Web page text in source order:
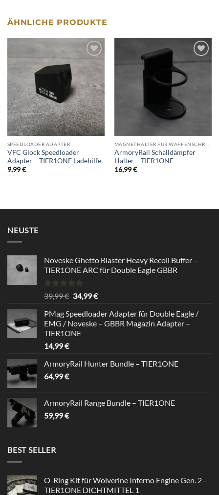
ÄHNLICHE PRODUKTE
wishlist
SPEEDLOADER ADAPTER
VFC Glock Speedloader
Adapter – TIER1ONE Ladehilfe
9,99€
Add to
ArmoryRail Schalldämpfer
Halter – TIER1ONE
16,99€
NEUSTE
Noveske Ghetto Blaster Heavy Recoil Buffer –
TIER1ONE ARC für Double Eagle GBBR
Rated5.00
out of 5
39,99€ Original
was:
39,99 €.
34,99€Current
is:
34,99 €.
PMag Speedloader Adapter für Double Eagle /
EMG / Noveske – GBBR Magazin Adapter –
TIER1ONE
14,99€
ArmoryRail Hunter Bundle – TIER1ONE
64,99€
ArmoryRail Range Bundle – TIER1ONE
59,99€
BEST SELLER
O-Ring Kit für Wolverine Inferno Engine Gen. 2 -
TIER1ONE DICHTMITTEL 1